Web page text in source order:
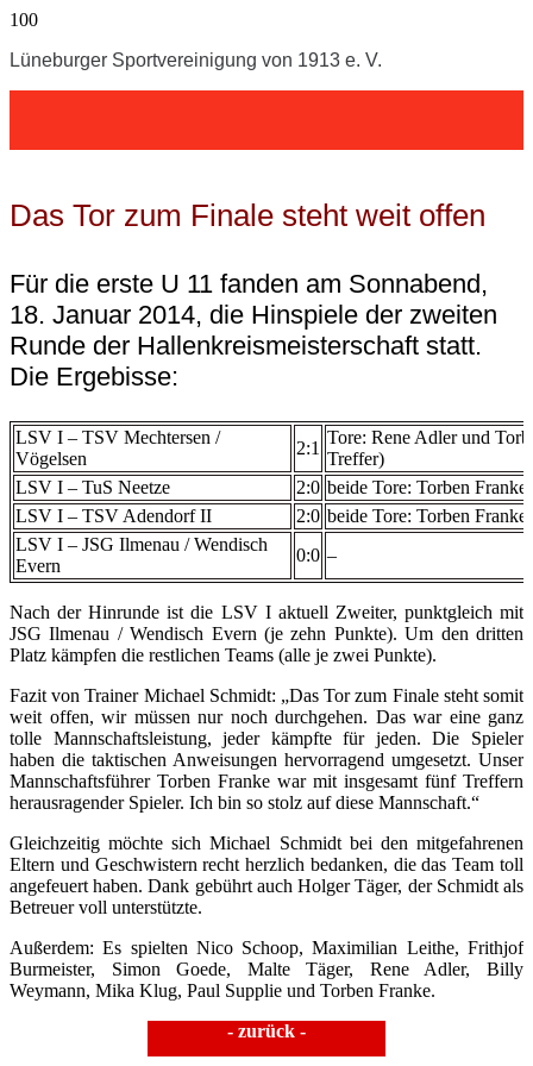
Lüneburger Sportvereinigung von 1913 e. V.
Das Tor zum Finale steht weit offen
Für die erste U 11 fanden am Sonnabend,
18. Januar 2014, die Hinspiele der zweiten
Runde der Hallenkreismeisterschaft statt.
Die Ergebisse:
LSV I – TSV Mechtersen /
Vögelsen
2:1
Tore: Rene Adler und
Treffer)
LSV I – TuS Neetze
2:0 beide Tore: Torben Franke
LSV I – TSV Adendorf II
2:0 beide Tore: Torben Franke
LSV I – JSG Ilmenau / Wendisch
Evern
0:0 –
Nach der Hinrunde ist die LSV I aktuell Zweiter, punktgleich mit
JSG Ilmenau / Wendisch Evern (je zehn Punkte). Um den dritten
Platz kämpfen die restlichen Teams (alle je zwei Punkte).
Fazit von Trainer Michael Schmidt: „Das Tor zum Finale steht somit
weit offen, wir müssen nur noch durchgehen. Das war eine ganz
tolle Mannschaftsleistung, jeder kämpfte für jeden. Die Spieler
haben die taktischen Anweisungen hervorragend umgesetzt. Unser
Mannschaftsführer Torben Franke war mit insgesamt fünf Treffern
herausragender Spieler. Ich bin so stolz auf diese Mannschaft.“
Gleichzeitig möchte sich Michael Schmidt bei den mitgefahrenen
Eltern und Geschwistern recht herzlich bedanken, die das Team toll
angefeuert haben. Dank gebührt auch Holger Täger, der Schmidt als
Betreuer voll unterstützte.
Außerdem: Es spielten Nico Schoop, Maximilian Leithe, Frithjof
Burmeister, Simon Goede, Malte Täger, Rene Adler, Billy
Weymann, Mika Klug, Paul Supplie und Torben Franke.
- zurück -